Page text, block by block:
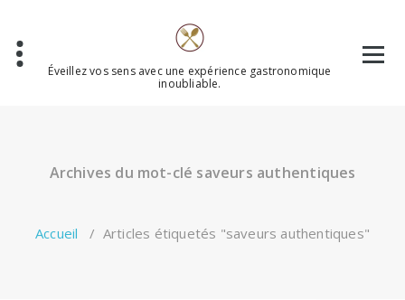
contenu
Éveillez vos sens avec une expérience gastronomique
inoubliable.
Archives du mot-clé saveurs authentiques
Accueil / Articles étiquetés "saveurs authentiques"